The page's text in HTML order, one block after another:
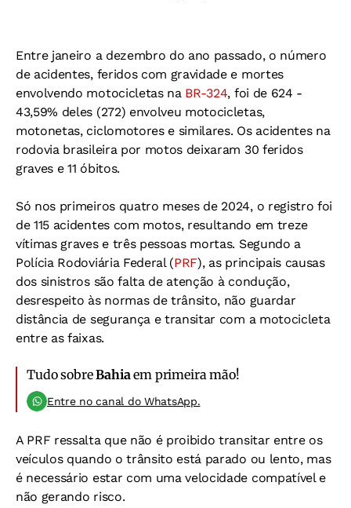
Entre janeiro a dezembro do ano passado, o número
de acidentes, feridos com gravidade e mortes
envolvendo motocicletas na BR-324, foi de 624 -
43,59% deles (272) envolveu motocicletas,
motonetas, ciclomotores e similares. Os acidentes na
rodovia brasileira por motos deixaram 30 feridos
graves e 11 óbitos.
Só nos primeiros quatro meses de 2024, o registro foi
de 115 acidentes com motos, resultando em treze
vítimas graves e três pessoas mortas. Segundo a
Polícia Rodoviária Federal (PRF), as principais causas
dos sinistros são falta de atenção à condução,
desrespeito às normas de trânsito, não guardar
distância de segurança e transitar com a motocicleta
entre as faixas.
Tudo sobreBahiaem primeira mão!
Entre no canal do WhatsApp.
A PRF ressalta que não é proibido transitar entre os
veículos quando o trânsito está parado ou lento, mas
é necessário estar com uma velocidade compatível e
não gerando risco.